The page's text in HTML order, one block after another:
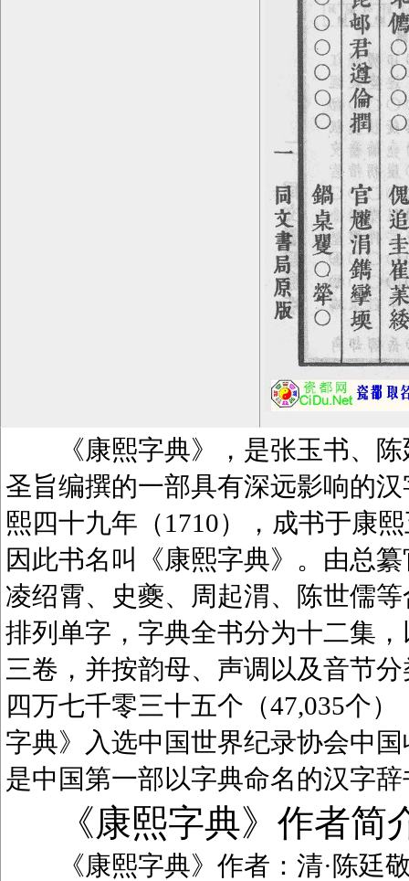
《康熙字典》，是张玉书、陈
圣旨编撰的一部具有深远影响的
熙四十九年（1710），成书于康
因此书名叫《康熙字典》。由总
凌绍霄、史夔、周起渭、陈世儒
排列单字，字典全书分为十二集
三卷，并按韵母、声调以及音节
四万七千零三十五个（47,035个
字典》入选中国世界纪录协会中
是中国第一部以字典命名的汉字辞
《康熙字典》作者简
《康熙字典》作者：清·陈廷敬